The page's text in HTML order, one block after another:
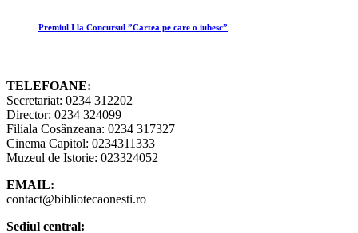
Premiul I la Concursul ”Cartea pe care o iubesc”
TELEFOANE:
Secretariat: 0234 312202
Director: 0234 324099
Filiala Cosânzeana: 0234 317327
Cinema Capitol: 0234311333
Muzeul de Istorie: 023324052
EMAIL:
contact@bibliotecaonesti.ro
Sediul central: